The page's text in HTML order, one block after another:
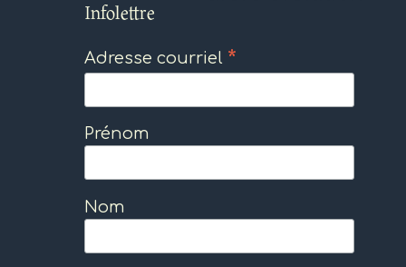
Infolettre
Adresse courriel *
Prénom
Nom